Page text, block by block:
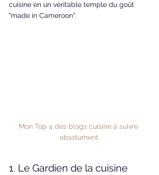
cuisine en un véritable temple du goût
"made in Cameroon”.
Mon Top 4 des blogs cuisine à suivre
absolument.
1. Le Gardien de la cuisine